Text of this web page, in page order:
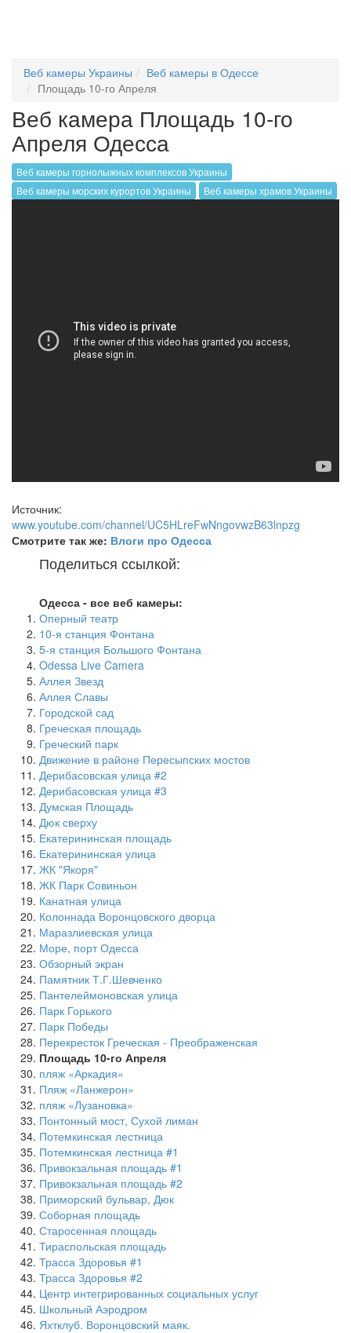
Веб камеры Украины
Веб камеры в Одессе
Площадь 10-го Апреля
Веб камера Площадь 10-го
Апреля Одесса
Веб камеры горнолыжных комплексов Украины
Веб камеры морских курортов Украины
Веб камеры храмов Украины
Источник:
www.youtube.com/channel/UC5HLreFwNngovwzB63lnpzg
Смотрите так же: Влоги про Одесса
Поделиться ссылкой:
Одесса - все веб камеры:
Оперный театр
10-я станция Фонтана
5-я станция Большого Фонтана
Odessa Live Camera
Аллея Звезд
Аллея Славы
Городской сад
Греческая площадь
Греческий парк
Движение в районе Пересыпских мостов
Дерибасовская улица #2
Дерибасовская улица #3
Думская Площадь
Дюк сверху
Екатерининская площадь
Екатерининская улица
ЖК "Якоря"
ЖК Парк Совиньон
Канатная улица
Колоннада Воронцовского дворца
Маразлиевская улица
Море, порт Одесса
Обзорный экран
Памятник Т.Г.Шевченко
Пантелеймоновская улица
Парк Горького
Парк Победы
Перекресток Греческая - Преображенская
Площадь 10-го Апреля
пляж «Аркадия»
Пляж «Ланжерон»
пляж «Лузановка»
Понтонный мост, Сухой лиман
Потемкинская лестница
Потемкинская лестница #1
Привокзальная площадь #1
Привокзальная площадь #2
Приморский бульвар, Дюк
Соборная площадь
Старосенная площадь
Тираспольская площадь
Трасса Здоровья #1
Трасса Здоровья #2
Центр интегрированных социальных услуг
Школьный Аэродром
Яхтклуб. Воронцовский маяк.